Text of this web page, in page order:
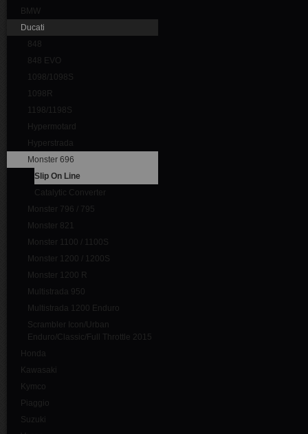
BMW
Ducati
848
848 EVO
1098/1098S
1098R
1198/1198S
Hypermotard
Hyperstrada
Monster 696
Slip On Line
Catalytic Converter
Monster 796 / 795
Monster 821
Monster 1100 / 1100S
Monster 1200 / 1200S
Monster 1200 R
Multistrada 950
Multistrada 1200 Enduro
Scrambler Icon/Urban
Enduro/Classic/Full Throttle 2015
Honda
Kawasaki
Kymco
Piaggio
Suzuki